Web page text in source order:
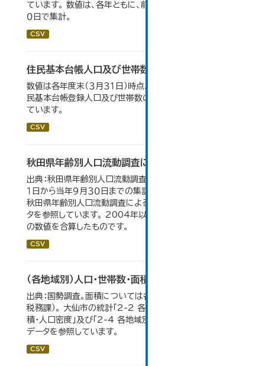
ています。 数値は、各年ともに、前年１０月１日～当年９月３
０日で集計。
CSV
住民基本台帳人口及び世帯数の推移
数値は各年度末（３月３１日）時点。大仙市の統計「2-9 住
民基本台帳登録人口及び世帯数の推移」のデータを参照し
ています。
CSV
秋田県年齢別人口流動調査による人口動態の推移
出典：秋田県年齢別人口流動調査。 各年ともに、前年１０月
１日から当年９月３０日までの集計。 大仙市の統計「2-10
秋田県年齢別人口流動調査による人口動態の推移」のデー
タを参照しています。 2004年以前の数値は合併前市町村
の数値を合算したものです。
CSV
（各地域別）人口・世帯数・面積・人口密度
出典：国勢調査。面積については各年１月１日時点（大仙市
税務課）。 大仙市の統計「2-2 各地域別人口・人口増減・面
積・人口密度」及び「2-4 各地域別人口・世帯数の推移」の
データを参照しています。
CSV